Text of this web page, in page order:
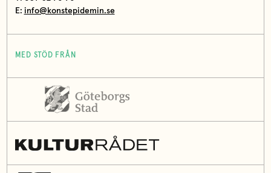
E: info@konstepidemin.se
MED STÖD FRÅN